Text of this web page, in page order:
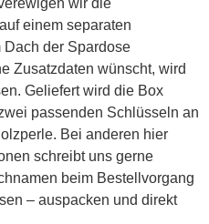
wir die
einem separaten
Dach der Spardose
Zusatzdaten wünscht, wird
Geliefert wird die Box
passenden Schlüsseln an
Bei anderen hier
schreibt uns gerne
beim Bestellvorgang
– auspacken und direkt